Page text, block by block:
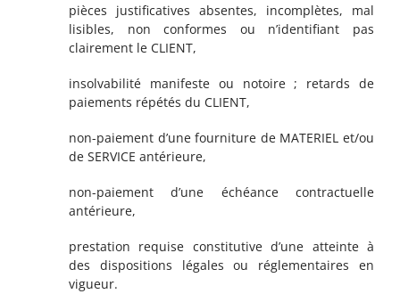
pièces justificatives absentes, incomplètes, mal
lisibles, non conformes ou n’identifiant pas
clairement le CLIENT,
insolvabilité manifeste ou notoire ; retards de
paiements répétés du CLIENT,
non-paiement d’une fourniture de MATERIEL et/ou
de SERVICE antérieure,
non-paiement d’une échéance contractuelle
antérieure,
prestation requise constitutive d’une atteinte à
des dispositions légales ou réglementaires en
vigueur.